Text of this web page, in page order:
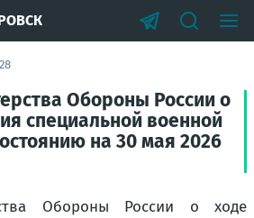
Обороны России о
специальной военной
на 30 мая 2026
Обороны России о ходе